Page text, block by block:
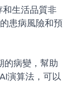
和生活品質非
患病風險和預
的病變，幫助
演算法，可以